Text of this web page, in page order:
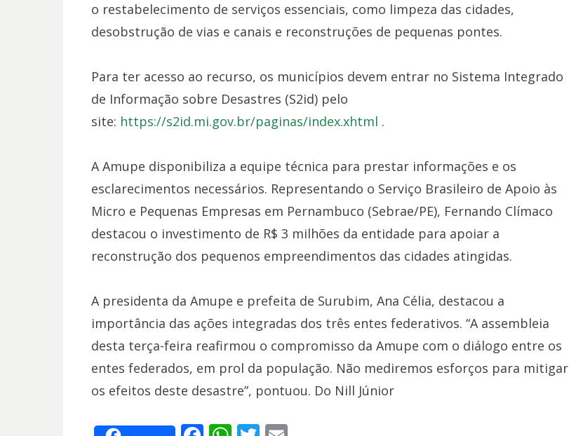
o restabelecimento de serviços essenciais, como limpeza das cidades,
desobstrução de vias e canais e reconstruções de pequenas pontes.
Para ter acesso ao recurso, os municípios devem entrar no Sistema Integrado
de Informação sobre Desastres (S2id) pelo
site: https://s2id.mi.gov.br/paginas/index.xhtml .
A Amupe disponibiliza a equipe técnica para prestar informações e os
esclarecimentos necessários. Representando o Serviço Brasileiro de Apoio às
Micro e Pequenas Empresas em Pernambuco (Sebrae/PE), Fernando Clímaco
destacou o investimento de R$ 3 milhões da entidade para apoiar a
reconstrução dos pequenos empreendimentos das cidades atingidas.
A presidenta da Amupe e prefeita de Surubim, Ana Célia, destacou a
importância das ações integradas dos três entes federativos. “A assembleia
desta terça-feira reafirmou o compromisso da Amupe com o diálogo entre os
entes federados, em prol da população. Não mediremos esforços para mitigar
os efeitos deste desastre”, pontuou. Do Nill Júnior